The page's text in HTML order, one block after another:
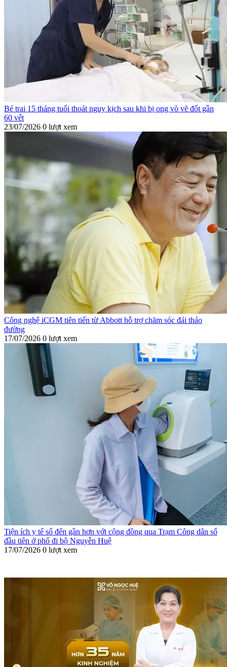
Bé trai 15 tháng tuổi thoát nguy kịch sau khi bị ong vò vẽ đốt gần
60 vết
23/07/2026 0 lượt xem
Công nghệ iCGM tiên tiến từ Abbott hỗ trợ chăm sóc đái tháo
đường
17/07/2026 0 lượt xem
Tiện ích y tế số đến gần hơn với cộng đồng qua Trạm Công dân số
đầu tiên ở phố đi bộ Nguyễn Huệ
17/07/2026 0 lượt xem